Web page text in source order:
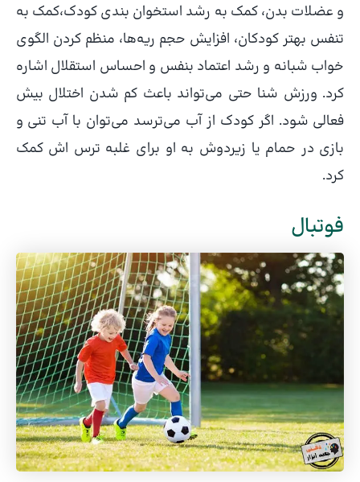
و عضلات بدن، کمک به رشد استخوان بندی کودک،کمک به
تنفس بهتر کودکان، افزایش حجم ریه‌ها، منظم کردن الگوی
خواب شبانه و رشد اعتماد بنفس و احساس استقلال اشاره
کرد. ورزش شنا حتی می‌تواند باعث کم شدن اختلال بیش
فعالی شود. اگر کودک از آب می‌ترسد می‌توان با آب تنی و
بازی در حمام یا زیردوش به او برای غلبه ترس اش کمک
کرد.
فوتبال